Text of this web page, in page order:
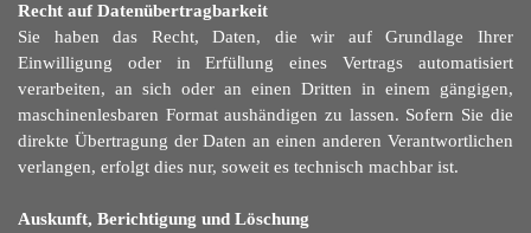
Recht auf Datenübertragbarkeit
Sie haben das Recht, Daten, die wir auf Grundlage Ihrer
Einwilligung oder in Erfü llung eines Vertrags automatisiert
verarbeiten, an sich oder an einen Dritten in einem gängigen,
maschinenlesbaren Format aushändigen zu lassen. Sofern Sie die
direkte Übertragung der Daten an einen anderen Verantwortlichen
verlangen, erfolgt dies nur, soweit es technisch machbar ist.
Auskunft, Berichtigung und Löschung